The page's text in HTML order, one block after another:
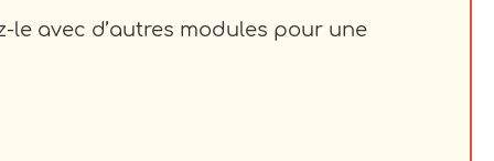
le avec d’autres modules pour une